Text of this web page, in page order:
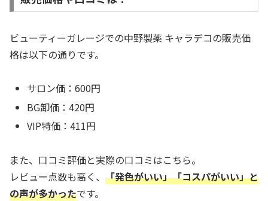
ビューティーガレージでの中野製薬 キャラデコの販売価
格は以下の通りです。
サロン価：600円
BG卸価：420円
VIP特価：411円
また、口コミ評価と実際の口コミはこちら。
レビュー点数も高く、 「発色がいい」「コスパがいい」と
の声が多かったです。